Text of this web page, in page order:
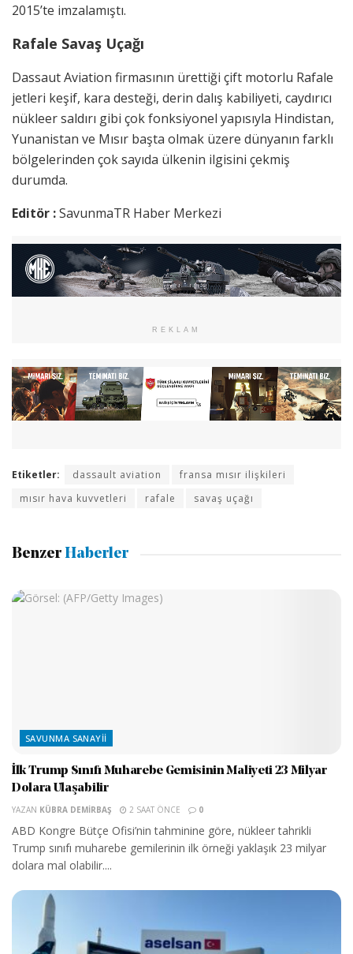
2015’te imzalamıştı.
Rafale Savaş Uçağı
Dassaut Aviation firmasının ürettiği çift motorlu Rafale
jetleri keşif, kara desteği, derin dalış kabiliyeti, caydırıcı
nükleer saldırı gibi çok fonksiyonel yapısıyla Hindistan,
Yunanistan ve Mısır başta olmak üzere dünyanın farklı
bölgelerinden çok sayıda ülkenin ilgisini çekmiş
durumda.
Editör :SavunmaTR Haber Merkezi
REKLAM
Etiketler: dassault aviation
fransa mısır ilişkileri
mısır hava kuvvetleri
rafale savaş uçağı
Benzer Haberler
SAVUNMA SANAYII
İlk Trump Sınıfı Muharebe Gemisinin Maliyeti 23 Milyar
Dolara Ulaşabilir
YAZAN KÜBRA DEMIRBAŞ 2 SAAT ÖNCE 0
ABD Kongre Bütçe Ofisi’nin tahminine göre, nükleer tahrikli
Trump sınıfı muharebe gemilerinin ilk örneği yaklaşık 23 milyar
dolara mal olabilir....